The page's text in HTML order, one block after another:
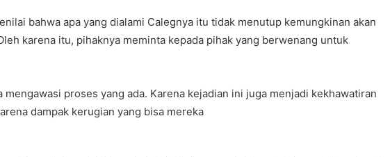
bahwa apa yang dialami Calegnya itu tidak menutup kemungkinan akan
karena itu, pihaknya meminta kepada pihak yang berwenang untuk
mengawasi proses yang ada. Karena kejadian ini juga menjadi kekhawatiran
dampak kerugian yang bisa mereka